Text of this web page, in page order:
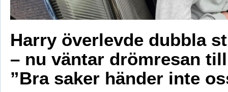
Harry överlevde dubbla
– nu väntar drömresan
”Bra saker händer inte